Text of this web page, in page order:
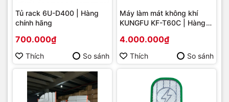
Tủ rack 6U-D400 | Hàng
chính hãng
700.000₫
Thích So sánh
Máy làm mát không khí
KUNGFU KF-T60C | Hàng
4.000.000₫
Thích So sánh